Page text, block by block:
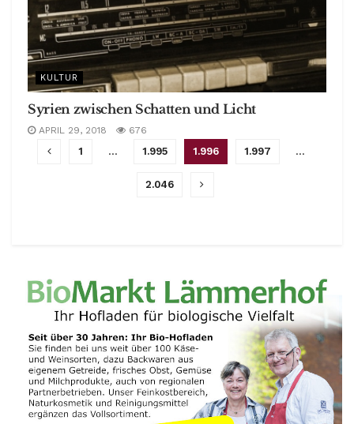
KULTUR
Syrien zwischen Schatten und Licht
APRIL 29, 2018 676
1 … 1.995 1.996 1.997 …
2.046